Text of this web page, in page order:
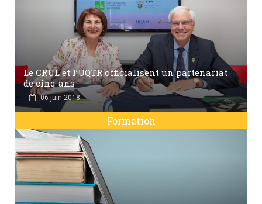
Le CRUL et l’UQTR officialisent un partenariat
de cinq ans
06 juin 2018
Formation